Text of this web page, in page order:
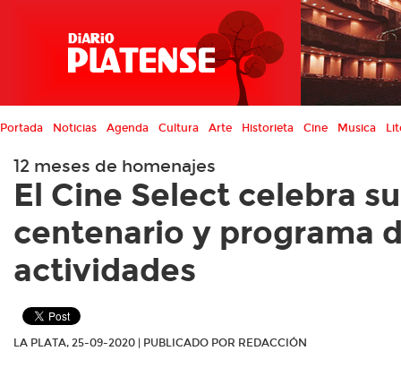
Portada Noticias Agenda Cultura Arte Historieta Cine Musica
12 meses de homenajes
El Cine Select celebra su
centenario y programa
actividades
LA PLATA, 25-09-2020 | PUBLICADO POR REDACCIÓN